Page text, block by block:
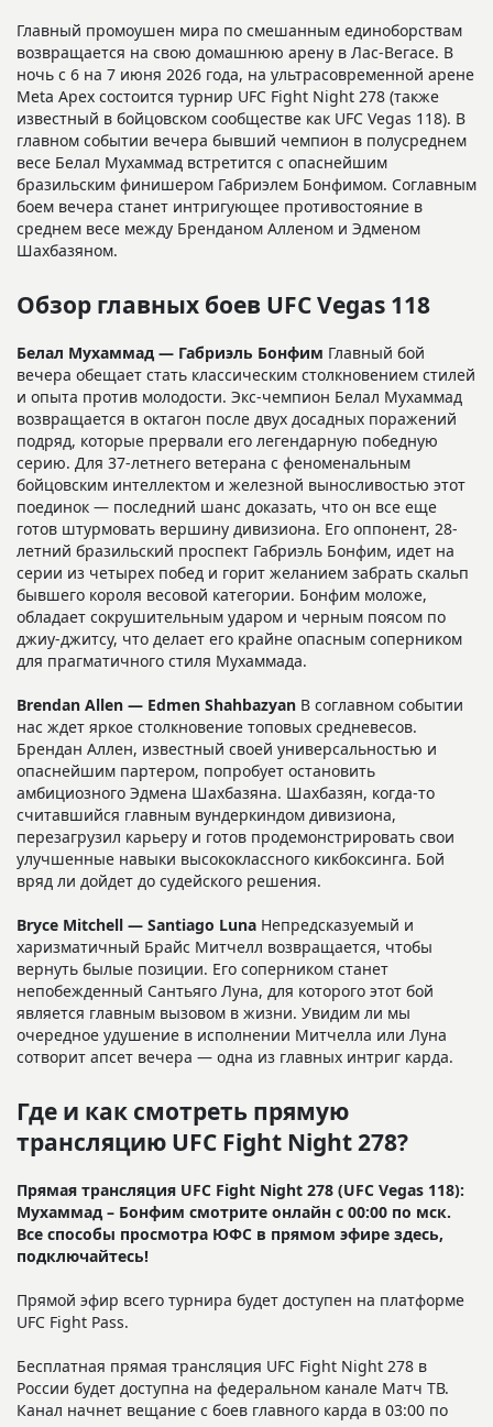
Главный промоушен мира по смешанным единоборствам
возвращается на свою домашнюю арену в Лас-Вегасе. В
ночь с 6 на 7 июня 2026 года, на ультрасовременной арене
Meta Apex состоится турнир UFC Fight Night 278 (также
известный в бойцовском сообществе как UFC Vegas 118). В
главном событии вечера бывший чемпион в полусреднем
весе Белал Мухаммад встретится с опаснейшим
бразильским финишером Габриэлем Бонфимом. Соглавным
боем вечера станет интригующее противостояние в
среднем весе между Бренданом Алленом и Эдменом
Шахбазяном.
Обзор главных боев UFC Vegas 118
Белал Мухаммад — Габриэль Бонфим Главный бой
вечера обещает стать классическим столкновением стилей
и опыта против молодости. Экс-чемпион Белал Мухаммад
возвращается в октагон после двух досадных поражений
подряд, которые прервали его легендарную победную
серию. Для 37-летнего ветерана с феноменальным
бойцовским интеллектом и железной выносливостью этот
поединок — последний шанс доказать, что он все еще
готов штурмовать вершину дивизиона. Его оппонент, 28-
летний бразильский проспект Габриэль Бонфим, идет на
серии из четырех побед и горит желанием забрать скальп
бывшего короля весовой категории. Бонфим моложе,
обладает сокрушительным ударом и черным поясом по
джиу-джитсу, что делает его крайне опасным соперником
для прагматичного стиля Мухаммада.
Brendan Allen — Edmen Shahbazyan В соглавном событии
нас ждет яркое столкновение топовых средневесов.
Брендан Аллен, известный своей универсальностью и
опаснейшим партером, попробует остановить
амбициозного Эдмена Шахбазяна. Шахбазян, когда-то
считавшийся главным вундеркиндом дивизиона,
перезагрузил карьеру и готов продемонстрировать свои
улучшенные навыки высококлассного кикбоксинга. Бой
вряд ли дойдет до судейского решения.
Bryce Mitchell — Santiago Luna Непредсказуемый и
харизматичный Брайс Митчелл возвращается, чтобы
вернуть былые позиции. Его соперником станет
непобежденный Сантьяго Луна, для которого этот бой
является главным вызовом в жизни. Увидим ли мы
очередное удушение в исполнении Митчелла или Луна
сотворит апсет вечера — одна из главных интриг карда.
Где и как смотреть прямую
трансляцию UFC Fight Night 278?
Прямая трансляция UFC Fight Night 278 (UFC Vegas 118):
Мухаммад – Бонфим смотрите онлайн с 00:00 по мск.
Все способы просмотра ЮФС в прямом эфире здесь,
подключайтесь!
Прямой эфир всего турнира будет доступен на платформе
UFC Fight Pass.
Бесплатная прямая трансляция UFC Fight Night 278 в
России будет доступна на федеральном канале Матч ТВ.
Канал начнет вещание с боев главного карда в 03:00 по